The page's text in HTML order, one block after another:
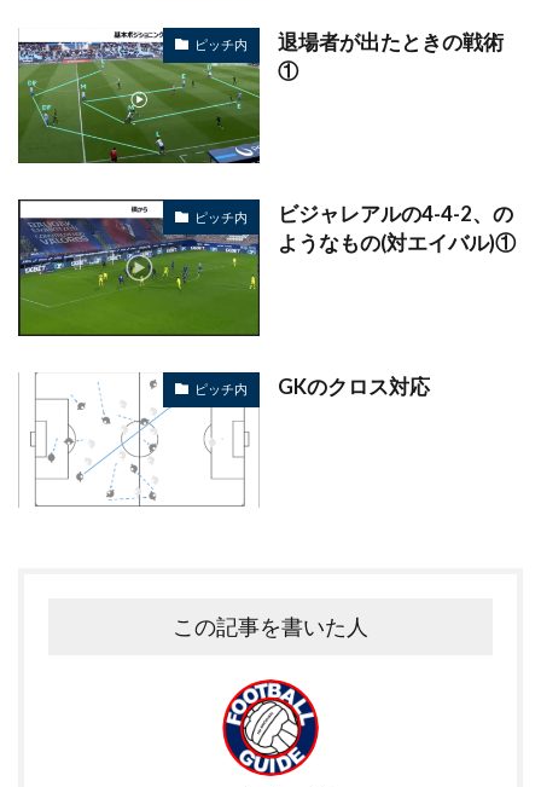
ピッチ内
退場者が出たときの戦術
①
ピッチ内
ビジャレアルの4-4-2、の
ようなもの(対エイバル)①
ピッチ内 GKのクロス対応
この記事を書いた人